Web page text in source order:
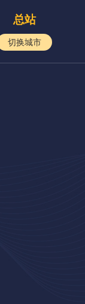
总站
切换城市